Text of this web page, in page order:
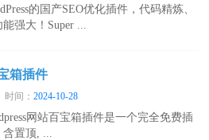
的国产SEO优化插件，代码精炼、
强大！Super ...
箱插件
时间：2024-10-28
网站百宝箱插件是一个完全免费插
置顶, ...